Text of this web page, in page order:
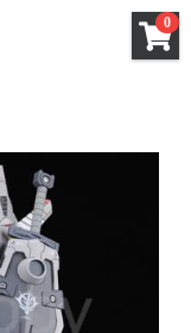
0
×